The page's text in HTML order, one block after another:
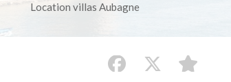
Location villas Aubagne